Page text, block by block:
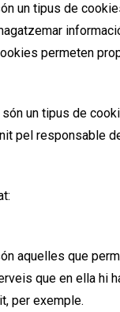
un tipus de
permeten
són un tipus de
pel responsable
aquelles que
que en ella hi
per exemple.